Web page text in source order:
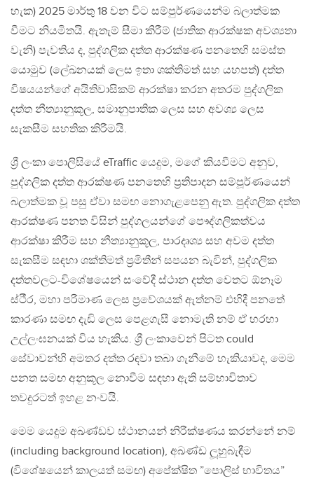
හැක) 2025 මාර්තු 18 වන විට සම්පුර්ණයෙන්ම බලාත්මක
වීමට නියමිතයි. ඇතැම් සීමා කිරීම් (ජාතික ආරක්ෂක අවශ්‍යතා
වැනි) පැවතිය ද, පුද්ගලික දත්ත ආරක්ෂණ පනතෙහි සමස්ත
යොමුව (ලේඛනයක් ලෙස ඉතා ශක්තිමත් සහ යහපත්) දත්ත
විෂයයන්ගේ අයිතිවාසිකම් ආරක්ෂා කරන අතරම පුද්ගලික
දත්ත නීත්‍යානුකූල, සමානුපාතික ලෙස සහ අවශ්‍ය ලෙස
සැකසීම සහතික කිරීමයි.
ශ්‍රී ලංකා පොලිසියේ eTraffic යෙදුම, මගේ කියවීමට අනුව,
පුද්ගලික දත්ත ආරක්ෂණ පනතෙහි ප්‍රතිපාදන සම්පූර්ණයෙන්
බලාත්මක වූ පසු ඒවා සමඟ නොගැළපෙනු ඇත. පුද්ගලික දත්ත
ආරක්ෂණ පනත විසින් පුද්ගලයන්ගේ පෞද්ගලිකත්වය
ආරක්ෂා කිරීම සහ නීත්‍යානුකූල, පාරදෘශ්‍ය සහ අවම දත්ත
සැකසීම සඳහා ශක්තිමත් ප්‍රමිතීන් සපයන බැවින්, පුද්ගලික
දත්තවලට-විශේෂයෙන් සංවේදී ස්ථාන දත්ත වෙතට ඕනෑම
ස්ථීර, මහා පරිමාණ ලෙස ප්‍රවේශයක් ඇත්නම් එහිදී පනතේ
කාරණා සමඟ දැඩි ලෙස පෙළගැසී නොමැති නම් ඒ හරහා
උල්ලංඝනයක් විය හැකිය. ශ්‍රී ලංකාවෙන් පිටත could
සේවාවන්හි අමතර දත්ත රඳවා තබා ගැනීමේ හැකියාවද, මෙම
පනත සමඟ අනුකූල නොවීම සඳහා ඇති සම්භාවිතාව
තවදුරටත් ඉහළ නංවයි.
මෙම යෙදුම අඛණ්ඩව ස්ථානයන් නිරීක්ෂණය කරන්නේ නම්
(including background location), අඛණ්ඩ ලූහුබැඳීම
(විශේෂයෙන් කාලයත් සමඟ) අපේක්ෂිත ”පොලිස් භාවිතය”